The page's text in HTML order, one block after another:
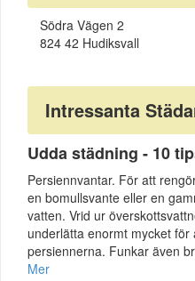
Södra Vägen 2
824 42 Hudiksvall
Intressanta
Udda städning - 10
Persiennvantar. För att
en bomullsvante eller en
vatten. Vrid ur
underlätta enormt mycket
persiennerna. Funkar även
Mer